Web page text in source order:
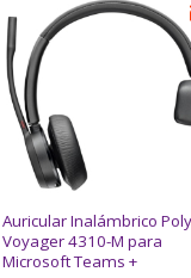
Auricular Inalámbrico Poly
Voyager 4310-M para
Microsoft Teams +